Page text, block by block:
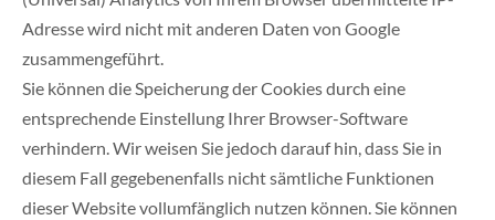
Adresse wird nicht mit anderen Daten von Google
zusammengeführt.
Sie können die Speicherung der Cookies durch eine
entsprechende Einstellung Ihrer Browser-Software
verhindern. Wir weisen Sie jedoch darauf hin, dass Sie in
diesem Fall gegebenenfalls nicht sämtliche Funktionen
dieser Website vollumfänglich nutzen können. Sie können